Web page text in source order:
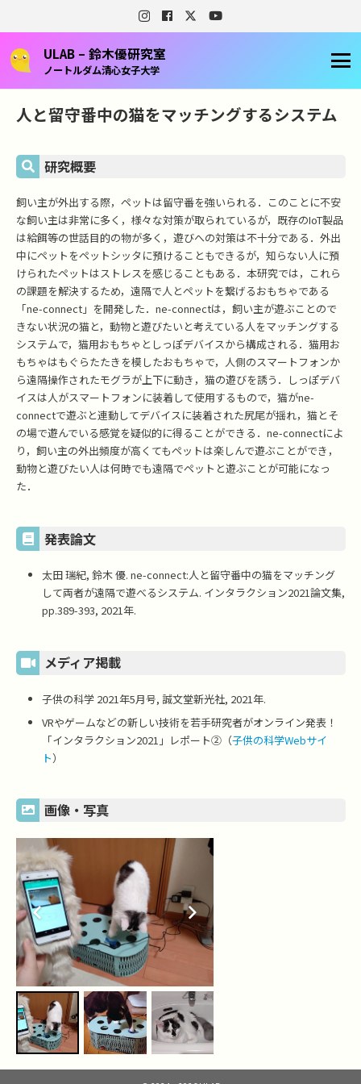
ULAB – 鈴木優研究室
ノートルダム清心女子大学
人と留守番中の猫をマッチングするシステム
研究概要
飼い主が外出する際，ペットは留守番を強いられる．このことに不安
な飼い主は非常に多く，様々な対策が取られているが，既存のIoT製品
は給餌等の世話目的の物が多く，遊びへの対策は不十分である．外出
中にペットをペットシッタに預けることもできるが，知らない人に預
けられたペットはストレスを感じることもある．本研究では，これら
の課題を解決するため，遠隔で人とペットを繋げるおもちゃである
「ne-connect」を開発した．ne-connectは，飼い主が遊ぶことので
きない状況の猫と，動物と遊びたいと考えている人をマッチングする
システムで，猫用おもちゃとしっぽデバイスから構成される．猫用お
もちゃはもぐらたたきを模したおもちゃで，人側のスマートフォンか
ら遠隔操作されたモグラが上下に動き，猫の遊びを誘う．しっぽデバ
イスは人がスマートフォンに装着して使用するもので，猫がne-
connectで遊ぶと連動してデバイスに装着された尻尾が揺れ，猫とそ
の場で遊んでいる感覚を疑似的に得ることができる．ne-connectによ
り，飼い主の外出頻度が高くてもペットは楽しんで遊ぶことができ，
動物と遊びたい人は何時でも遠隔でペットと遊ぶことが可能になっ
た．
発表論文
太田 瑞紀, 鈴木 優. ne-connect:人と留守番中の猫をマッチング
して両者が遠隔で遊べるシステム. インタラクション2021論文集,
pp.389-393, 2021年.
メディア掲載
子供の科学 2021年5月号, 誠文堂新光社, 2021年.
VRやゲームなどの新しい技術を若手研究者がオンライン発表！
「インタラクション2021」レポート②（子供の科学Webサイ
ト）
画像・写真